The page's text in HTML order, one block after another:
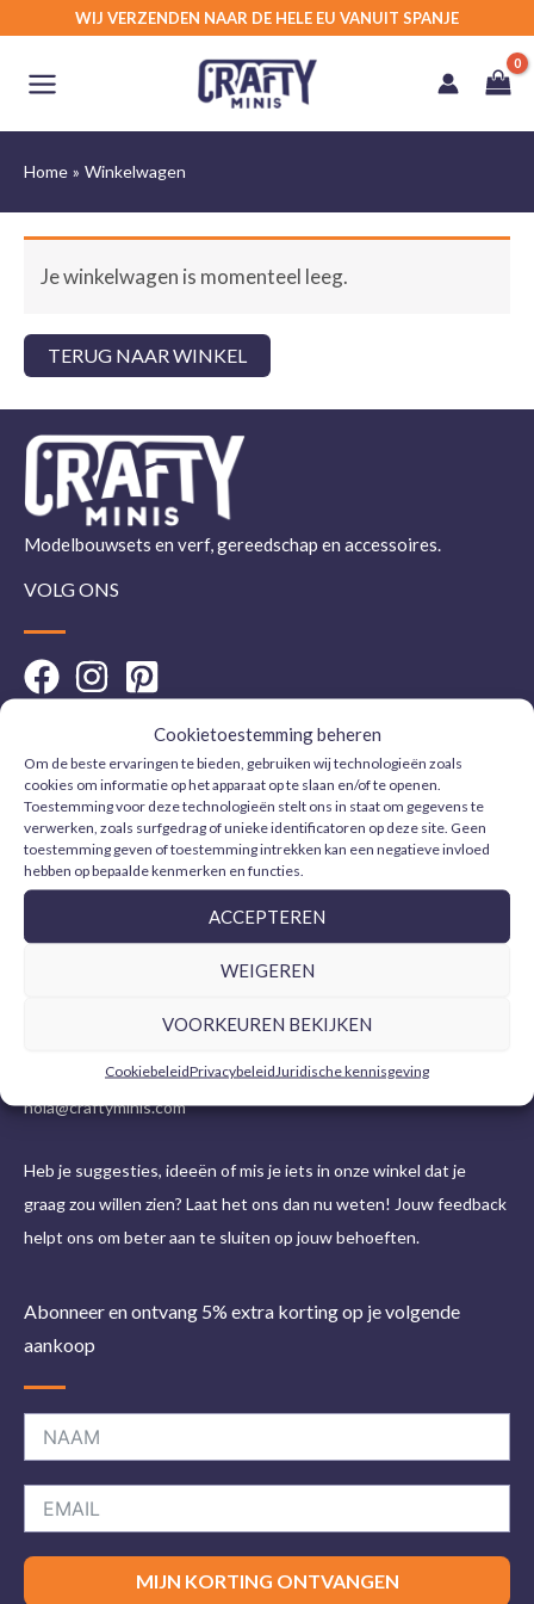
Cookietoestemming beheren
Om de beste ervaringen te bieden, gebruiken wij technologieën zoals
cookies om informatie op het apparaat op te slaan en/of te openen.
Toestemming voor deze technologieën stelt ons in staat om gegevens te
verwerken, zoals surfgedrag of unieke identificatoren op deze site. Geen
toestemming geven of toestemming intrekken kan een negatieve invloed
hebben op bepaalde kenmerken en functies.
ACCEPTEREN
WEIGEREN
VOORKEUREN BEKIJKEN
CookiebeleidPrivacybeleid Juridische kennisgeving
WIJ VERZENDEN NAAR DE HELE EU VANUIT SPANJE
Home Winkelwagen
Je winkelwagen is momenteel leeg.
TERUG NAAR WINKEL
Modelbouwsets en verf, gereedschap en accessoires.
VOLG ONS
Verzendbeleid
Privacybeleid
Cookiebeleid
Algemene voorwaarden
Juridische kennisgeving
hola@craftyminis.com
Heb je suggesties, ideeën of mis je iets in onze winkel dat je
graag zou willen zien? Laat het ons dan nu weten! Jouw feedback
helpt ons om beter aan te sluiten op jouw behoeften.
Abonneer en ontvang 5% extra korting op je volgende
aankoop
MIJN KORTING ONTVANGEN